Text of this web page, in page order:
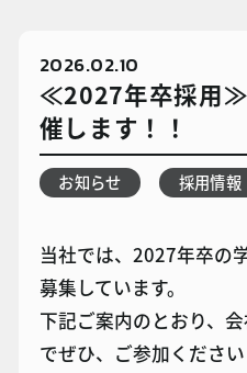
2026.02.10
≪2027年卒採用
催します！！
お知らせ 採用情報
当社では、2027年卒の
募集しています。
下記ご案内のとおり、
でぜひ、ご参加ください